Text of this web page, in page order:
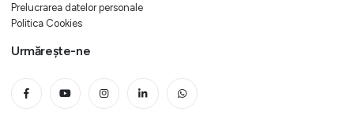
Prelucrarea datelor personale
Politica Cookies
Urmărește-ne